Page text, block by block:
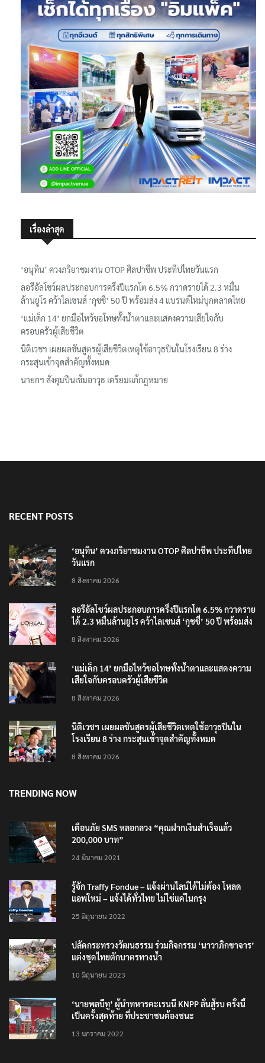
‘อนุทิน’ ควงภริยาชมงาน OTOP ศิลปาชีพ ประทีปไทยวันแรก
ลอรีอัลโชว์ผลประกอบการครึ่งปีแรกโต 6.5% กวาดรายได้ 2.3 หมื่น
ล้านยูโร คว้าไลเซนส์ ‘กุชชี่’ 50 ปี พร้อมส่ง 4 แบรนด์ใหม่บุกตลาดไทย
‘แม่เด็ก 14’ ยกมือไหว้ขอโทษทั้งน้ำตาและแสดงความเสียใจกับ
ครอบครัวผู้เสียชีวิต
นิติเวชฯ เผยผลชันสูตรผู้เสียชีวิตเหตุใช้อาวุธปืนในโรงเรียน 8 ร่าง
กระสุนเข้าจุดสำคัญทั้งหมด
‘อนุทิน’ ควงภริยาชมงาน OTOP ศิลปาชีพ ประทีปไทย
8 สิงหาคม 2026
ลอรีอัลโชว์ผลประกอบการครึ่งปีแรกโต 6.5% กวาดราย
8 สิงหาคม 2026
‘แม่เด็ก 14’ ยกมือไหว้ขอโทษทั้งน้ำตาและแสดงความ
8 สิงหาคม 2026
นิติเวชฯ เผยผลชันสูตรผู้เสียชีวิตเหตุใช้อาวุธปืนใน
เตือนภัย SMS หลอกลวง “คุณฝากเงินสำเร็จแล้ว
24 มีนาคม 2021
รู้จัก Traffy Fondue – แจ้งผ่านไลน์ได้ไม่ต้อง โหลด
แอพใหม่ – แจ้งได้ทั่วไทย ไม่ใช่แค่ในกรุง
25 มิถุนายน 2022
ปลัดกระทรวงวัฒนธรรม ร่วมกิจกรรม ‘นาวาภิกขาจาร’
แต่งชุดไทยตักบาตรทางน้ำ
10 มิถุนายน 2023